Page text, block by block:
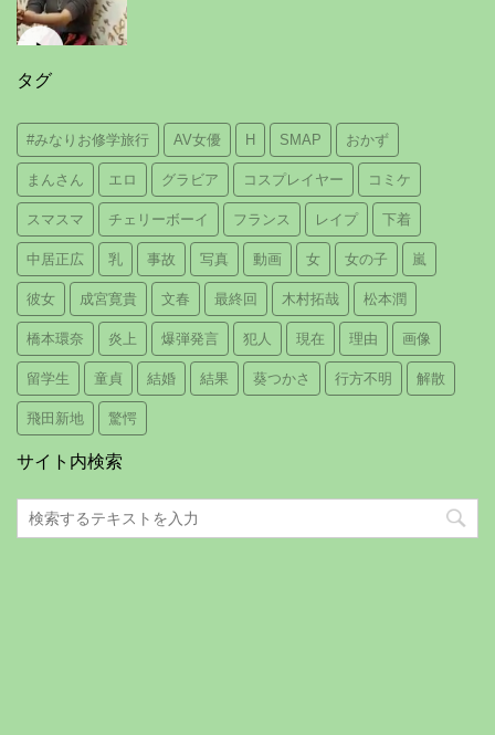
タグ
#みなりお修学旅行 AV女優 H SMAP おかず
まんさん エロ グラビア コスプレイヤー コミケ
スマスマ チェリーボーイ フランス レイプ 下着
中居正広 乳 事故 写真 動画 女 女の子 嵐
彼女 成宮寛貴 文春 最終回 木村拓哉 松本潤
橋本環奈 炎上 爆弾発言 犯人 現在 理由 画像
留学生 童貞 結婚 結果 葵つかさ 行方不明 解散
飛田新地 驚愕
サイト内検索